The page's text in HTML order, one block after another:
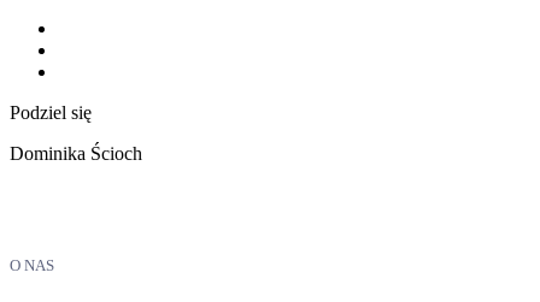
Podziel się
Dominika Ścioch
O NAS